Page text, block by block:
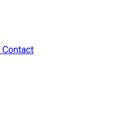
Contact